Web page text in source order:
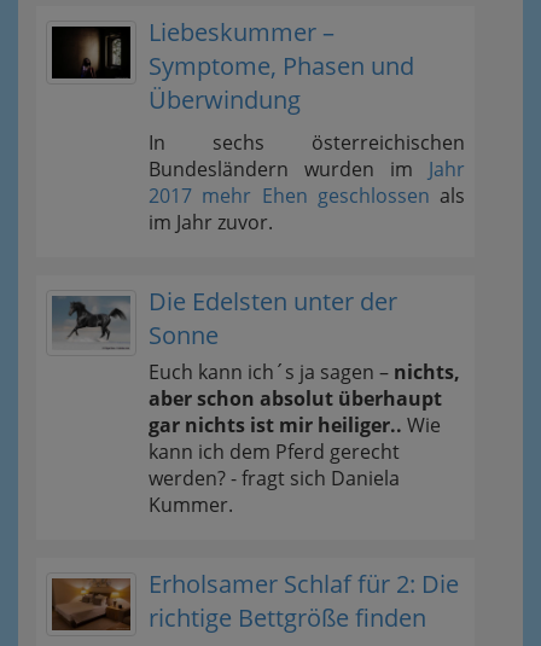
Liebeskummer –
Symptome, Phasen und
Überwindung
In sechs österreichischen
Bundesländern wurden im Jahr
2017 mehr Ehen geschlossen als
im Jahr zuvor.
Die Edelsten unter der
Sonne
Euch kann ich´s ja sagen – nichts,
aber schon absolut überhaupt
gar nichts ist mir heiliger.. Wie
kann ich dem Pferd gerecht
werden? - fragt sich Daniela
Kummer.
Erholsamer Schlaf für 2: Die
richtige Bettgröße finden